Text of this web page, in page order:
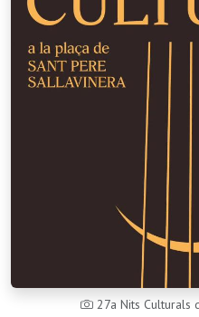
27a Nits Culturals